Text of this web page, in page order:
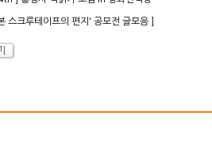
스크루테이프의 편지' 공모전 글모음 ]